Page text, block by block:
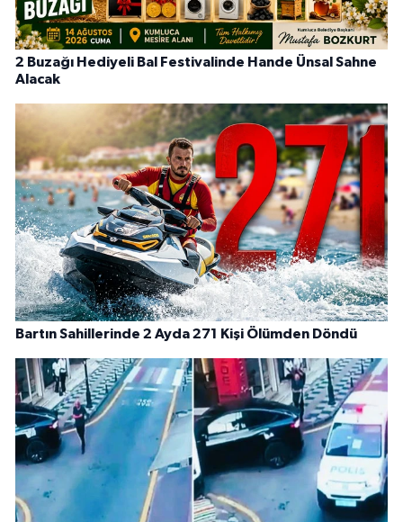
2 Buzağı Hediyeli Bal Festivalinde Hande Ünsal Sahne
Alacak
Bartın Sahillerinde 2 Ayda 271 Kişi Ölümden Döndü